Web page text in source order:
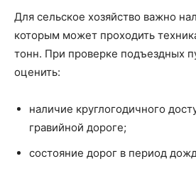
Для сельское хозяйство важно
которым может проходить
тонн. При проверке подъездных
оценить:
наличие круглогодичного
гравийной дороге;
состояние дорог в период